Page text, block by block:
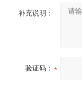
补充说明：
验证码：